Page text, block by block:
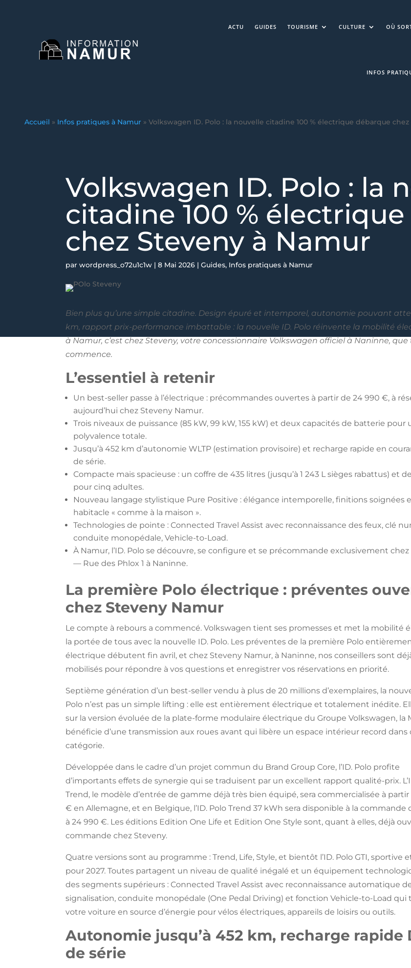
ACTU GUIDES TOURISME CULTURE OÙ
INFOS
Accueil » Infos pratiques à Namur » Volkswagen ID. Polo : la nouvelle citadine 100 % électrique débarque
Volkswagen ID. Polo : la
citadine 100 %
chez Steveny à Namur
parwordpress_o72u1c1w |8 Mai 2026 |Guides, Infos pratiques à Namur
Bien plus qu’une simple citadine. Design épuré et intemporel, autonomie pouvant
km, rapport prix-performance imbattable : la nouvelle ID. Polo réinvente la mobilité
à Namur, c’est chez Steveny, votre concessionnaire Volkswagen officiel à Naninne,
commence.
L’essentiel à retenir
Un best-seller passe à l’électrique : précommandes ouvertes à partir de 24 990 €, à
aujourd’hui chez Steveny Namur.
Trois niveaux de puissance (85 kW, 99 kW, 155 kW) et deux capacités de batterie pour
polyvalence totale.
Jusqu’à 452 km d’autonomie WLTP (estimation provisoire) et recharge rapide en
de série.
Compacte mais spacieuse : un coffre de 435 litres (jusqu’à 1 243 L sièges rabattus) et
pour cinq adultes.
Nouveau langage stylistique Pure Positive : élégance intemporelle, finitions soignées
habitacle « comme à la maison ».
Technologies de pointe : Connected Travel Assist avec reconnaissance des feux, clé
conduite monopédale, Vehicle-to-Load.
À Namur, l’ID. Polo se découvre, se configure et se précommande exclusivement
— Rue des Phlox 1 à Naninne.
La première Polo électrique : préventes
chez Steveny Namur
Le compte à rebours a commencé. Volkswagen tient ses promesses et met la mobilité
la portée de tous avec la nouvelle ID. Polo. Les préventes de la première Polo
électrique débutent fin avril, et chez Steveny Namur, à Naninne, nos conseillers sont
mobilisés pour répondre à vos questions et enregistrer vos réservations en priorité.
Septième génération d’un best-seller vendu à plus de 20 millions d’exemplaires, la
Polo n’est pas un simple lifting : elle est entièrement électrique et totalement inédite.
sur la version évoluée de la plate-forme modulaire électrique du Groupe Volkswagen, la
bénéficie d’une transmission aux roues avant qui libère un espace intérieur record dans
catégorie.
Développée dans le cadre d’un projet commun du Brand Group Core, l’ID. Polo profite
d’importants effets de synergie qui se traduisent par un excellent rapport qualité-prix.
Trend, le modèle d’entrée de gamme déjà très bien équipé, sera commercialisée à partir
€ en Allemagne, et en Belgique, l’ID. Polo Trend 37 kWh sera disponible à la commande
à 24 990 €. Les éditions Edition One Life et Edition One Style sont, quant à elles, déjà
commande chez Steveny.
Quatre versions sont au programme : Trend, Life, Style, et bientôt l’ID. Polo GTI, sportive
pour 2027. Toutes partagent un niveau de qualité inégalé et un équipement
des segments supérieurs : Connected Travel Assist avec reconnaissance automatique
signalisation, conduite monopédale (One Pedal Driving) et fonction Vehicle-to-Load qui
votre voiture en source d’énergie pour vélos électriques, appareils de loisirs ou outils.
Autonomie jusqu’à 452 km, recharge rapide
de série